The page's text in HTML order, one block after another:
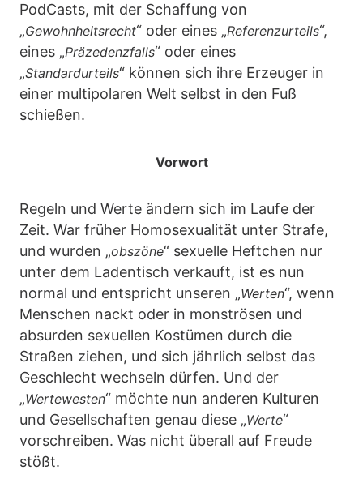
PodCasts, mit der Schaffung von
„Gewohnheitsrecht“ oder eines „Referenzurteils“,
eines „Präzedenzfalls“ oder eines
„Standardurteils“ können sich ihre Erzeuger in
einer multipolaren Welt selbst in den Fuß
schießen.
Vorwort
Regeln und Werte ändern sich im Laufe der
Zeit. War früher Homosexualität unter Strafe,
und wurden „obszöne“ sexuelle Heftchen nur
unter dem Ladentisch verkauft, ist es nun
normal und entspricht unseren „Werten“, wenn
Menschen nackt oder in monströsen und
absurden sexuellen Kostümen durch die
Straßen ziehen, und sich jährlich selbst das
Geschlecht wechseln dürfen. Und der
„Wertewesten“ möchte nun anderen Kulturen
und Gesellschaften genau diese „Werte“
vorschreiben. Was nicht überall auf Freude
stößt.